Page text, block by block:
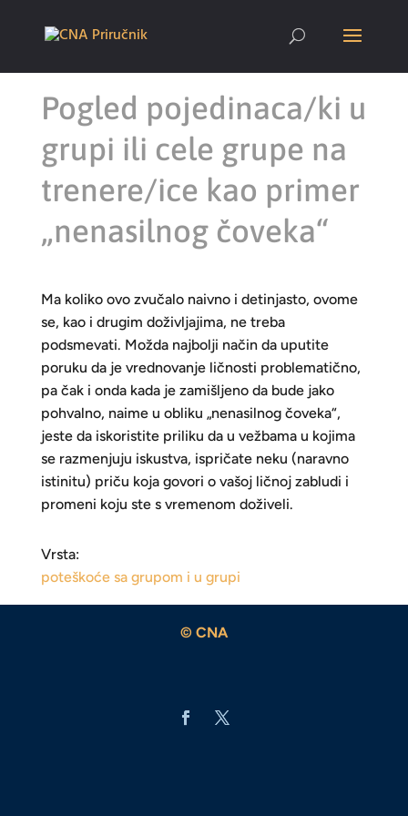
Pogled pojedinaca/ki u
grupi ili cele grupe na
trenere/ice kao primer
„nenasilnog čoveka“
Ma koliko ovo zvučalo naivno i detinjasto, ovome
se, kao i drugim doživljajima, ne treba
podsmevati. Možda najbolji način da uputite
poruku da je vrednovanje ličnosti problematično,
pa čak i onda kada je zamišljeno da bude jako
pohvalno, naime u obliku „nenasilnog čoveka“,
jeste da iskoristite priliku da u vežbama u kojima
se razmenjuju iskustva, ispričate neku (naravno
istinitu) priču koja govori o vašoj ličnoj zabludi i
promeni koju ste s vremenom doživeli.
Vrsta:
poteškoće sa grupom i u grupi
© CNA